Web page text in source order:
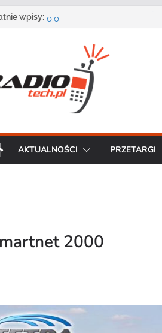
wpisy:
Zmarł Andrzej Adler
radiowej ma 75 lat
DGT wraz z partnerami
„Bezpieczeństwo,
systemów
Motorola Solutions oferuje
publicznego usługę
Solutions
AKTUALNOŚCI PRZETARGI
2000